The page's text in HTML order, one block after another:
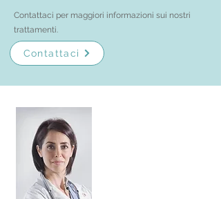
Contattaci per maggiori informazioni sui nostri
trattamenti.
Contattaci